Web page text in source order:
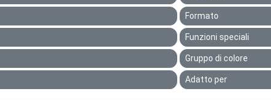
Formato
Funzioni speciali
Gruppo di colore
Adatto per